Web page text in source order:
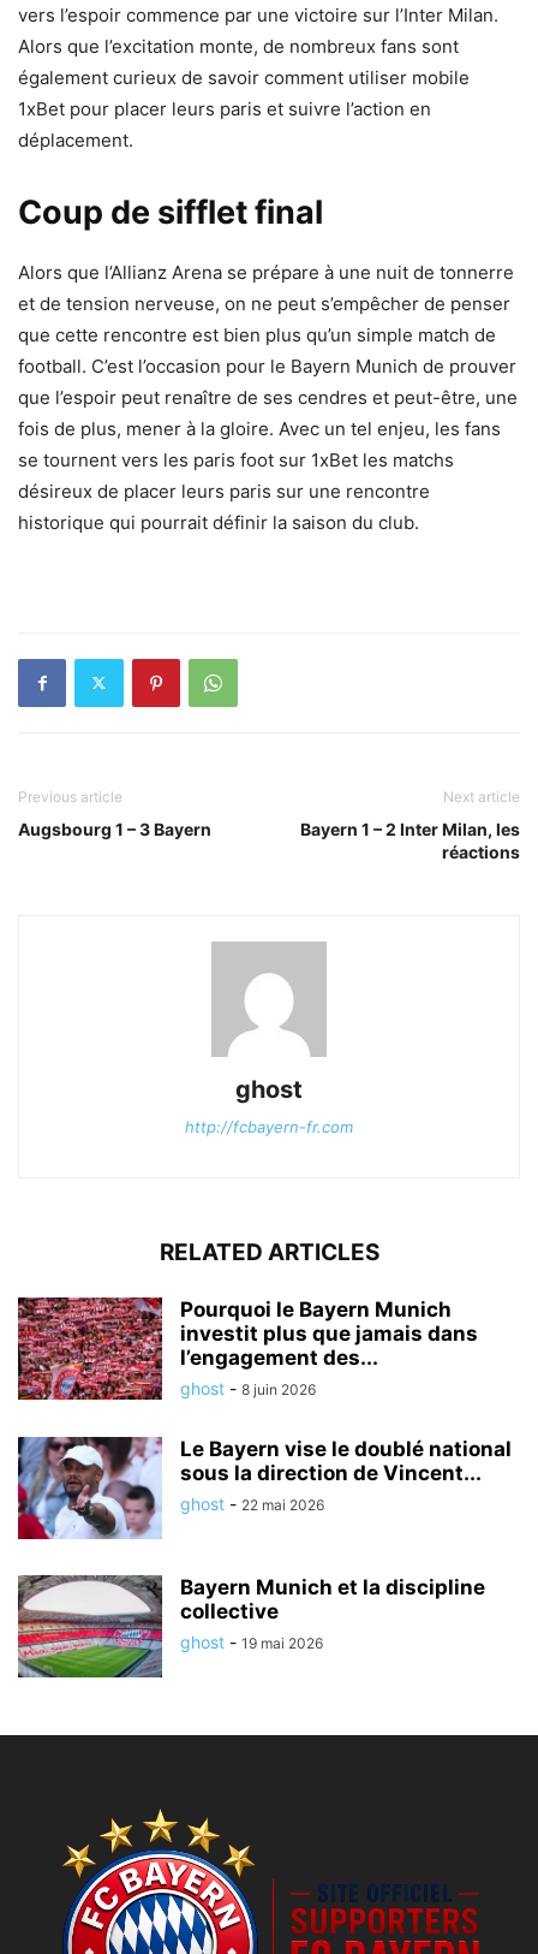
vers l’espoir commence par une victoire sur l’Inter Milan.
Alors que l’excitation monte, de nombreux fans sont
également curieux de savoir comment utiliser mobile
1xBet pour placer leurs paris et suivre l’action en
déplacement.
Coup de sifflet final
Alors que l’Allianz Arena se prépare à une nuit de tonnerre
et de tension nerveuse, on ne peut s’empêcher de penser
que cette rencontre est bien plus qu’un simple match de
football. C’est l’occasion pour le Bayern Munich de prouver
que l’espoir peut renaître de ses cendres et peut-être, une
fois de plus, mener à la gloire. Avec un tel enjeu, les fans
se tournent vers les paris foot sur 1xBet les matchs
désireux de placer leurs paris sur une rencontre
historique qui pourrait définir la saison du club.
Previous article
Augsbourg 1 – 3 Bayern
Next article
Bayern 1 – 2 Inter Milan, les
réactions
ghost
http://fcbayern-fr.com
RELATED ARTICLES
Pourquoi le Bayern Munich
investit plus que jamais dans
l’engagement des...
ghost - 8 juin 2026
Le Bayern vise le doublé national
sous la direction de Vincent...
ghost - 22 mai 2026
Bayern Munich et la discipline
collective
ghost - 19 mai 2026